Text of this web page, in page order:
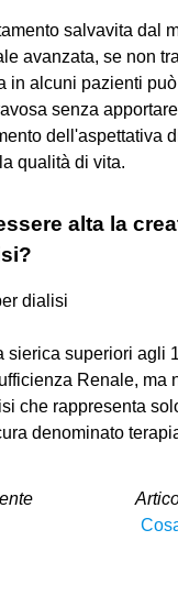
salvavita dal
avanzata, se non
in alcuni pazienti
senza
dell'aspettativa
qualità di vita.
alta la
dialisi
sierica superiori agli
Renale, ma
che rappresenta
denominato